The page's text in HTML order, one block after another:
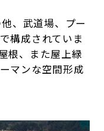
、武道場、プー
構成されていま
根、また屋上緑
マンな空間形成